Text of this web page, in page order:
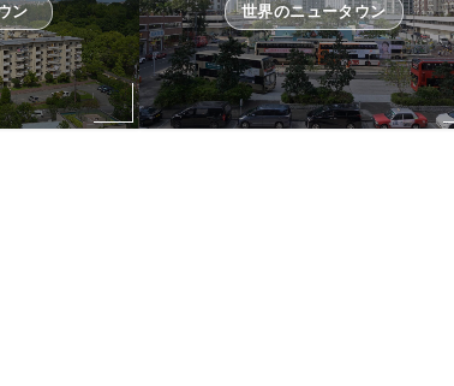
ン 世界のニュータウン